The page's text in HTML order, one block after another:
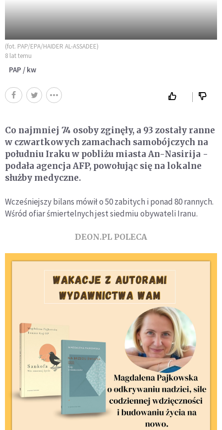
(fot. PAP/EPA/HAIDER AL-ASSADEE)
8 lat temu
PAP / kw
Co najmniej 74 osoby zginęły, a 93 zostały ranne
w czwartkowych zamachach samobójczych na
południu Iraku w pobliżu miasta An-Nasirija -
podała agencja AFP, powołując się na lokalne
służby medyczne.
Wcześniejszy bilans mówił o 50 zabitych i ponad 80 rannych.
Wśród ofiar śmiertelnych jest siedmiu obywateli Iranu.
DEON.PL POLECA